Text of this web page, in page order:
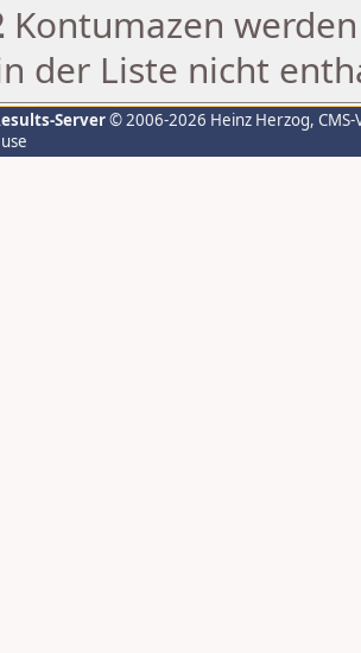
Kontumazen
der Liste nicht
Server© 2006-2026 Heinz Herzog,